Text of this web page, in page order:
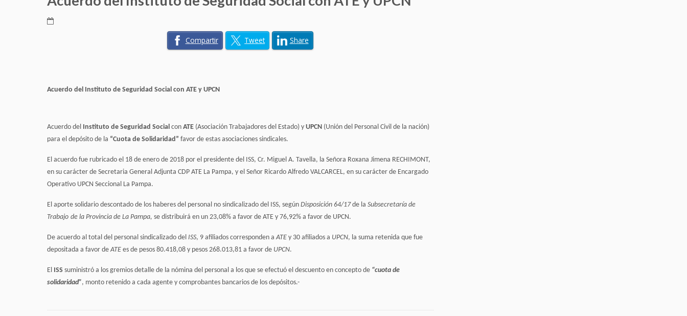
Compartir Tweet Share
Acuerdo del Instituto de Seguridad Social con ATE y UPCN
Acuerdo del Instituto de Seguridad Social con ATE (Asociación Trabajadores del Estado) y UPCN (Unión del
Personal Civil de la nación)
para el depósito de la “Cuota de Solidaridad” favor de estas asociaciones sindicales.
El acuerdo fue rubricado el 18 de enero de 2018 por el presidente del ISS, Cr. Miguel A. Tavella, la Señora Roxana Jimena RECHIMONT,
en su carácter de Secretaria General Adjunta CDP ATE La Pampa, y el Señor Ricardo Alfredo VALCARCEL, en su carácter de Encargado
Operativo UPCN Seccional La Pampa.
El aporte solidario descontado de los haberes del personal no sindicalizado del ISS, según Disposición 64/17de la Subsecretaría de
Trabajo de la Provincia de La Pampa, se distribuirá en un 23,08% a favor de ATE y 76,92% a favor de UPCN.
De acuerdo al total del personal sindicalizado del ISS, 9 afiliados corresponden aATE y 30 afiliados a UPCN, la suma retenida que fue
depositada a favor deATE es de pesos 80.418,08 y pesos 268.013,81 a favor de UPCN.
El ISS suministró a los gremios detalle de la nómina del personal a los que se efectuó el descuento en concepto de “cuota de
solidaridad”, monto retenido a cada agente y comprobantes bancarios de los depósitos.-